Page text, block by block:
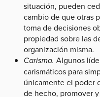
situación, pueden
cambio de que otras
toma de decisiones
propiedad sobre las
organización misma.
Carisma. Algunos
carismáticos para
únicamente el poder
de hecho, promover